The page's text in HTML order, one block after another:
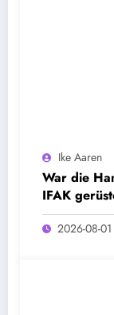
Ike Aaren
War die
IFAK
2026-08-01